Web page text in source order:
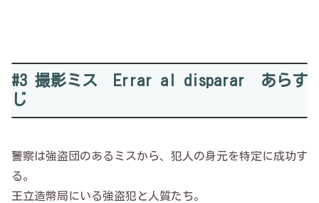
#3 撮影ミス Errar al disparar あらす
じ
警察は強盗団のあるミスから、犯人の身元を特定に成功す
る。
王立造幣局にいる強盗犯と人質たち。